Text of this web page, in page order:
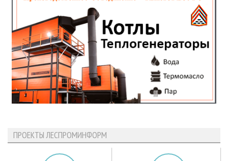
ПРОЕКТЫ ЛЕСПРОМИНФОРМ